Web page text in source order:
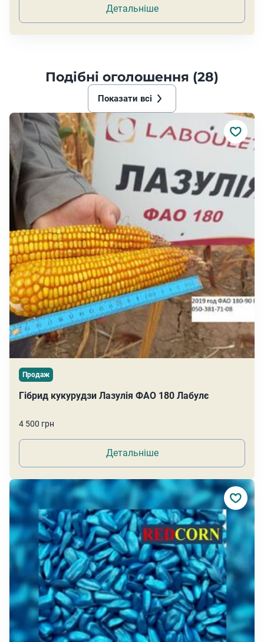
Детальніше
Подібні оголошення (28)
Показати всі
Продаж
Гібрид кукурудзи Лазулія ФАО 180 Лабулє
4 500 грн
Детальніше